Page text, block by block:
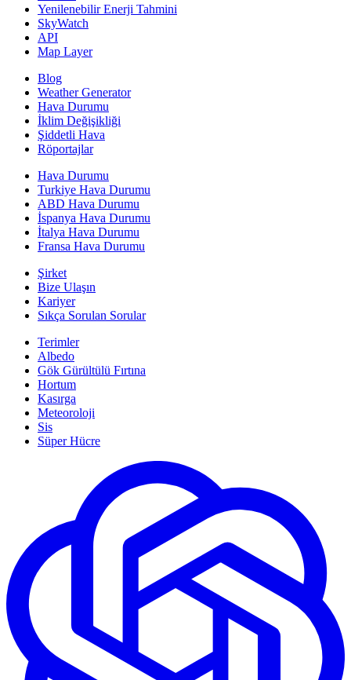
Yenilenebilir Enerji Tahmini
SkyWatch
API
Map Layer
Blog
Weather Generator
Hava Durumu
İklim Değişikliği
Şiddetli Hava
Röportajlar
Hava Durumu
Turkiye Hava Durumu
ABD Hava Durumu
İspanya Hava Durumu
İtalya Hava Durumu
Fransa Hava Durumu
Şirket
Bize Ulaşın
Kariyer
Sıkça Sorulan Sorular
Terimler
Albedo
Gök Gürültülü Fırtına
Hortum
Kasırga
Meteoroloji
Sis
Süper Hücre